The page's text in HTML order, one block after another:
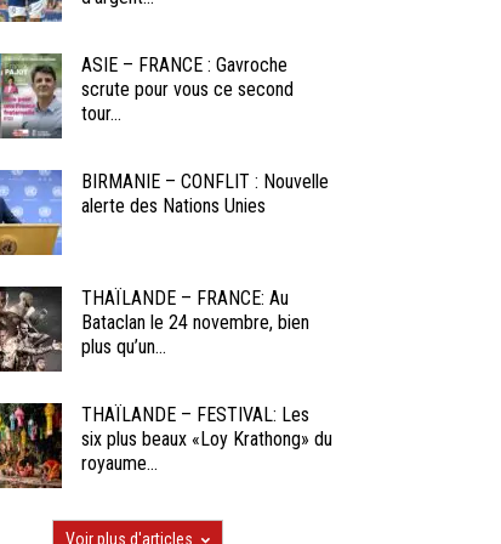
ASIE – FRANCE : Gavroche
scrute pour vous ce second
tour...
BIRMANIE – CONFLIT : Nouvelle
alerte des Nations Unies
THAÏLANDE – FRANCE: Au
Bataclan le 24 novembre, bien
plus qu’un...
THAÏLANDE – FESTIVAL: Les
six plus beaux «Loy Krathong» du
royaume...
Voir plus d'articles